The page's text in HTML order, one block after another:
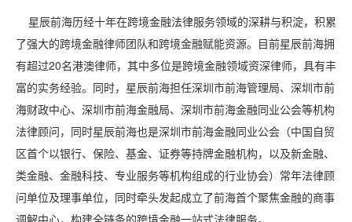
星辰前海历经十年在跨境金融法律服务领域的深耕与积淀，积累
了强大的跨境金融律师团队和跨境金融赋能资源。目前星辰前海拥
有超过20名港澳律师，其中多位是跨境金融领域资深律师，具有丰
富的实务经验。同时，星辰前海担任深圳市前海管理局、深圳市前
海财政中心、深圳市前海金融局、深圳市前海金融同业公会等机构
法律顾问，同时星辰前海也是深圳市前海金融同业公会（中国自贸
区首个以银行、保险、基金、证券等持牌金融机构，以及新金融、
类金融、金融科技、专业服务等机构组成的行业协会）常年法律顾
问单位及理事单位，同时牵头发起成立了前海首个聚焦金融的商事
调解中心，构建全链条的跨境金融一站式法律服务。